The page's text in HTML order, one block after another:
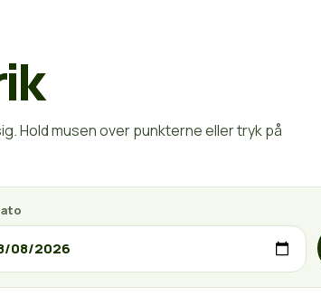
Hold musen over punkterne eller tryk på